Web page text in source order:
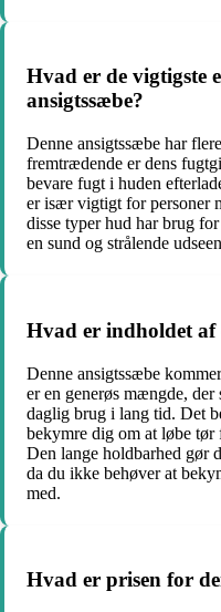
Hvad er de vigtigste
ansigtssæbe?
Denne ansigtssæbe har
fremtrædende er dens
bevare fugt i huden
er især vigtigt for personer
disse typer hud har brug
en sund og strålende
Hvad er indholdet af
Denne ansigtssæbe
er en generøs mængde,
daglig brug i lang tid. Det
bekymre dig om at løbe tør
Den lange holdbarhed gør
da du ikke behøver at
med.
Hvad er prisen for